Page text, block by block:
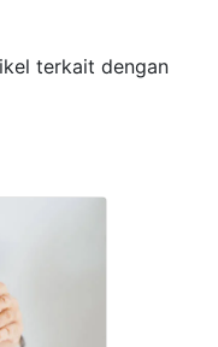
terkait dengan